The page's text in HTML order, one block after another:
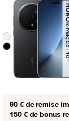
Groupe de
90 € de remise
150 € de bonus